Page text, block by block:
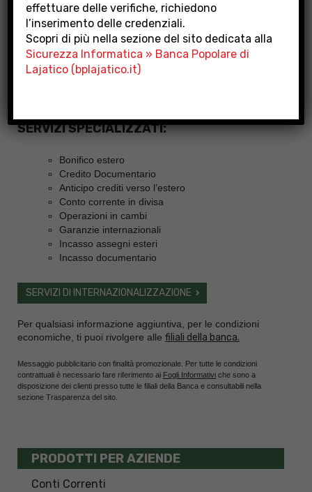
SERVIZI SPECIALIZZATI:
Bonifico estero
Credito Documentario
Anticipo crediti verso l’estero
Conto corrente in divisa
Operazioni in cambi
Garanzie internazionali
Incasso assegni esteri
Incasso documentario
SERVIZI DI INTERNAZIONALIZZAZIONE
Per qualsiasi informazione aggiuntiva, per le condizioni
economiche, ti puoi rivolgere alle filiali della banca.
Messaggio pubblicitario con finalità promozionale. Per tutte le condizioni
contrattuali è necessario fare riferimento ai Fogli Informativi che sono a
disposizione dei clienti presso tutte le filiali della Banca e consultabili nella
sezione Trasparenza del sito.
PRODOTTI PER AZIENDE
Conti Correnti
effettuare delle verifiche, richiedono
l’inserimento delle credenziali.
Scopri di più nella sezione del sito dedicata alla
Sicurezza Informatica » Banca Popolare di
Lajatico (bplajatico.it)